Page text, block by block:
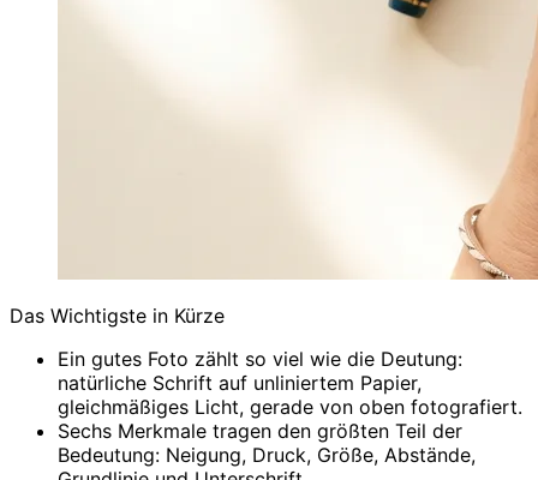
Das Wichtigste in Kürze
Ein gutes Foto zählt so viel wie die Deutung:
natürliche Schrift auf unliniertem Papier,
gleichmäßiges Licht, gerade von oben fotografiert.
Sechs Merkmale tragen den größten Teil der
Bedeutung: Neigung, Druck, Größe, Abstände,